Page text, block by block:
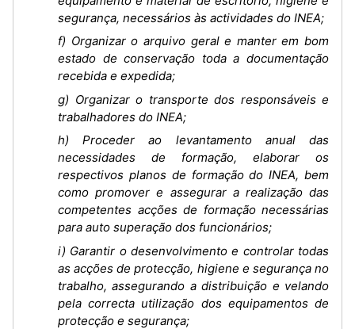
segurança, necessários às actividades do INEA;
f) Organizar o arquivo geral e manter em bom
estado de conservação toda a documentação
recebida e expedida;
g) Organizar o transporte dos responsáveis e
trabalhadores do INEA;
h) Proceder ao levantamento anual das
necessidades de formação, elaborar os
respectivos planos de formação do INEA, bem
como promover e assegurar a realização das
competentes acções de formação necessárias
para auto superação dos funcionários;
i) Garantir o desenvolvimento e controlar todas
as acções de protecção, higiene e segurança no
trabalho, assegurando a distribuição e velando
pela correcta utilização dos equipamentos de
protecção e segurança;